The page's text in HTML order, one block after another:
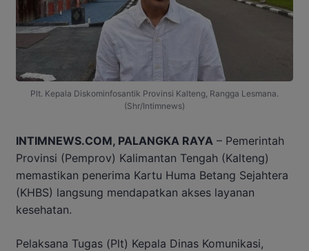
Plt. Kepala Diskominfosantik Provinsi Kalteng, Rangga Lesmana.
(Shr/Intimnews)
INTIMNEWS.COM, PALANGKA RAYA – Pemerintah
Provinsi (Pemprov) Kalimantan Tengah (Kalteng)
memastikan penerima Kartu Huma Betang Sejahtera
(KHBS) langsung mendapatkan akses layanan
kesehatan.
Pelaksana Tugas (Plt) Kepala Dinas Komunikasi,